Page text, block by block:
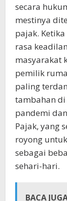
secara
mestinya
pajak.
rasa
masyarakat
pemilik
paling
tambahan di
pandemi
Pajak, yang
royong
sebagai
sehari-hari.
BACA